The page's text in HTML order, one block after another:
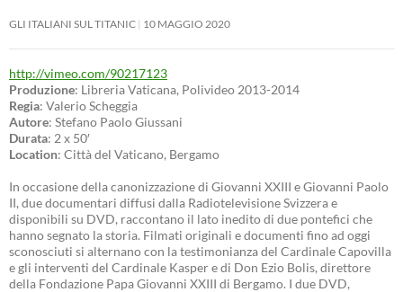
GLI ITALIANI SUL TITANIC 10 MAGGIO 2020
http://vimeo.com/90217123
Produzione: Libreria Vaticana, Polivideo 2013-2014
Regia: Valerio Scheggia
Autore: Stefano Paolo Giussani
Durata: 2 x 50′
Location: Città del Vaticano, Bergamo
In occasione della canonizzazione di Giovanni XXIII e Giovanni Paolo
II, due documentari diffusi dalla Radiotelevisione Svizzera e
disponibili su DVD, raccontano il lato inedito di due pontefici che
hanno segnato la storia. Filmati originali e documenti fino ad oggi
sconosciuti si alternano con la testimonianza del Cardinale Capovilla
e gli interventi del Cardinale Kasper e di Don Ezio Bolis, direttore
della Fondazione Papa Giovanni XXIII di Bergamo. I due DVD,